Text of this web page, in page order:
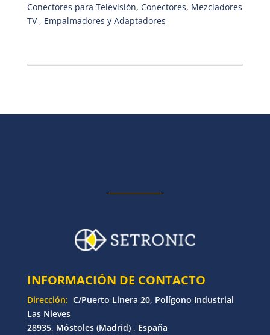
Conectores para Televisión, Conectores, Mezcladores
TV , Empalmadores y Adaptadores
INFORMACIÓN DE CONTACTO
Dirección: C/Puerto Linera 20, Polígono Industrial
Las Nieves
28935, Móstoles (Madrid) , España